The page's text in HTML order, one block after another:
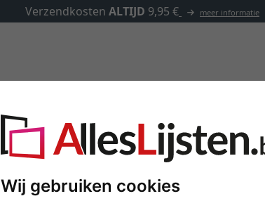
Wij gebruiken cookies
ALTIJD9,95 € meer informatie
Houten kader